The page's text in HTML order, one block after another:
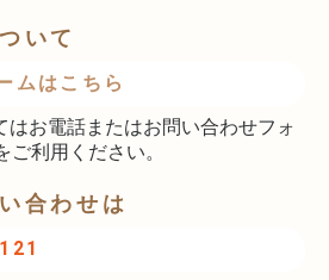
いて
ムはこちら
はお電話またはお問い合わせフォ
利用ください。
合わせは